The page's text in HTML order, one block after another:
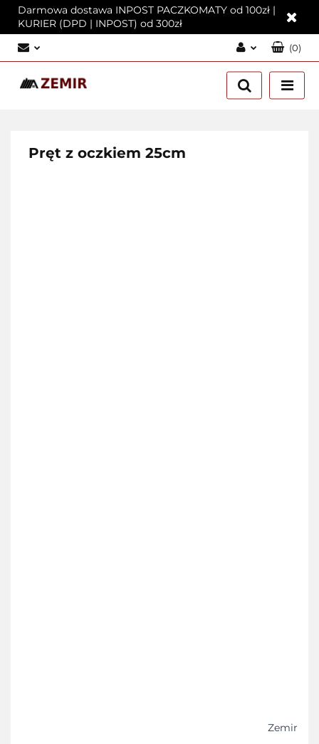
Darmowa dostawa INPOST PACZKOMATY od 100zł |
KURIER (DPD | INPOST) od 300zł
Zaloguj się
Załóż konto
(0)
Pręt z oczkiem 25cm
Zemir